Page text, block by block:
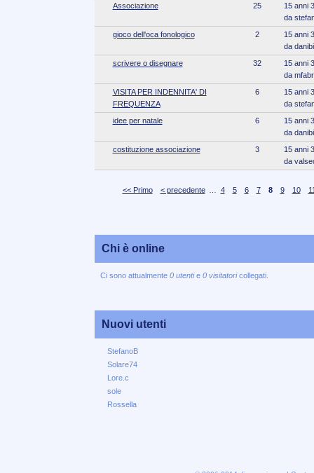
Associazione
25
15 anni
da
gioco dell'oca fonologico
2
15 anni
da
scrivere o disegnare
32
15 anni
da
VISITA PER INDENNITA' DI
FREQUENZA
6
15 anni
da
idee per natale
6
15 anni
da
costituzione associazione
3
15 anni
da
<< Primo < precedente 4 5 6 7 8 9 10
Chi è online
Ci sono attualmente 0 utentie 0 visitatoricollegati.
Nuovi utenti
StefanoB
Solare74
Lore.c
sole
Rossella